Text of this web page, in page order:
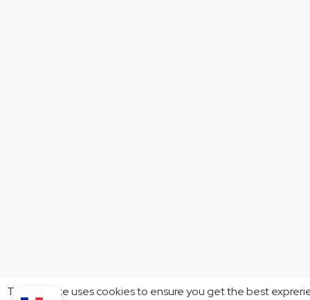
This website uses cookies to ensure you get the best